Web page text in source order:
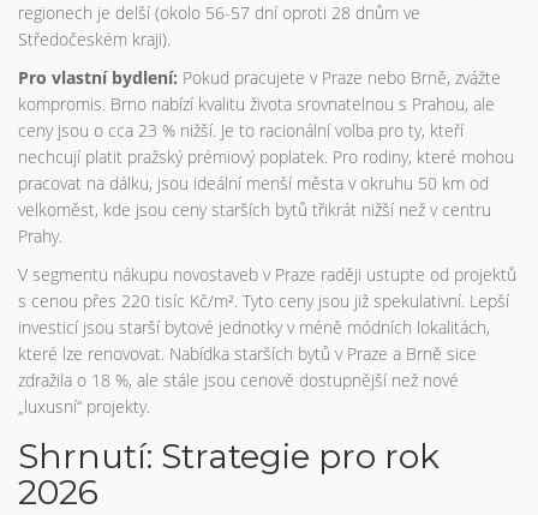
regionech je delší (okolo 56-57 dní oproti 28 dnům ve
Středočeském kraji).
Pro vlastní bydlení: Pokud pracujete v Praze nebo Brně, zvážte
kompromis. Brno nabízí kvalitu života srovnatelnou s Prahou, ale
ceny jsou o cca 23 % nižší. Je to racionální volba pro ty, kteří
nechcují platit pražský prémiový poplatek. Pro rodiny, které mohou
pracovat na dálku, jsou ideální menší města v okruhu 50 km od
velkoměst, kde jsou ceny starších bytů třikrát nižší než v centru
Prahy.
V segmentu nákupu novostaveb v Praze raději ustupte od projektů
s cenou přes 220 tisíc Kč/m². Tyto ceny jsou již spekulativní. Lepší
investicí jsou starší bytové jednotky v méně módních lokalitách,
které lze renovovat. Nabídka starších bytů v Praze a Brně sice
zdražila o 18 %, ale stále jsou cenově dostupnější než nové
„luxusní“ projekty.
Shrnutí: Strategie pro rok
2026